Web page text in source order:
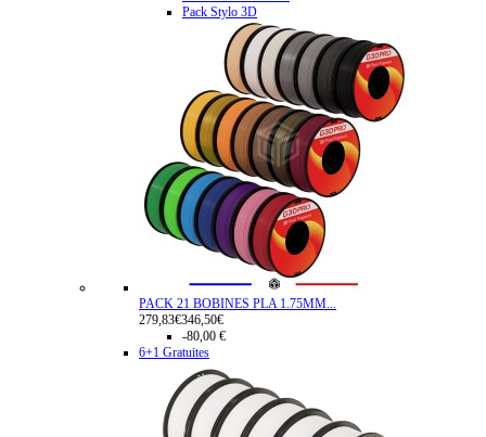
Pack Stylo 3D
PACK 21 BOBINES PLA 1.75MM...
279,83€346,50€
-80,00 €
6+1 Gratuites